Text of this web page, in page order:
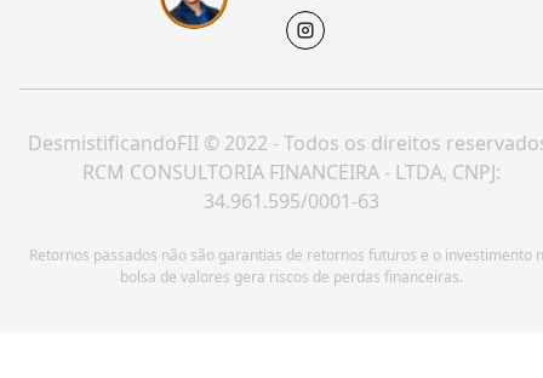
DesmistificandoFII © 2022 - Todos os direitos
RCM CONSULTORIA FINANCEIRA - LTDA, CNPJ:
34.961.595/0001-63
Retornos passados não são garantias de retornos futuros e o investimento
bolsa de valores gera riscos de perdas financeiras.